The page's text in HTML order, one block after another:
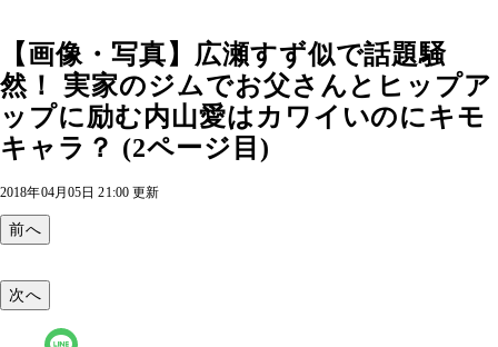
【画像・写真】広瀬すず似で話題騒
然！ 実家のジムでお父さんとヒップア
ップに励む内山愛はカワイいのにキモ
キャラ？ (2ページ目)
2018年04月05日 21:00 更新
前へ
次へ